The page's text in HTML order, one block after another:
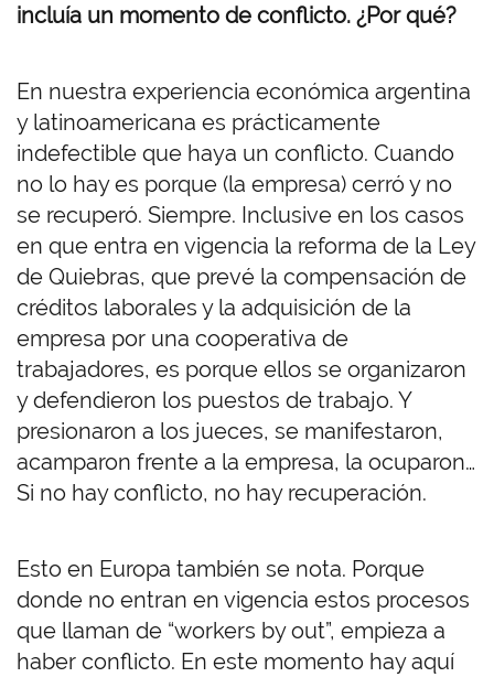
incluía un momento de conflicto. ¿Por qué?
En nuestra experiencia económica argentina
y latinoamericana es prácticamente
indefectible que haya un conflicto. Cuando
no lo hay es porque (la empresa) cerró y no
se recuperó. Siempre. Inclusive en los casos
en que entra en vigencia la reforma de la Ley
de Quiebras, que prevé la compensación de
créditos laborales y la adquisición de la
empresa por una cooperativa de
trabajadores, es porque ellos se organizaron
y defendieron los puestos de trabajo. Y
presionaron a los jueces, se manifestaron,
acamparon frente a la empresa, la ocuparon…
Si no hay conflicto, no hay recuperación.
Esto en Europa también se nota. Porque
donde no entran en vigencia estos procesos
que llaman de “workers by out”, empieza a
haber conflicto. En este momento hay aquí